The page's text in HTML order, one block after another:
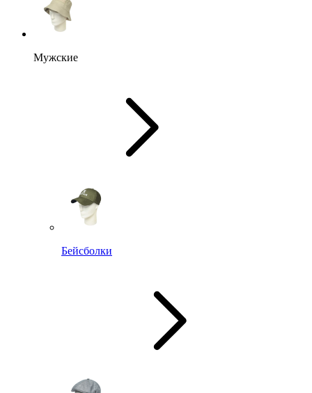
Мужские
Бейсболки